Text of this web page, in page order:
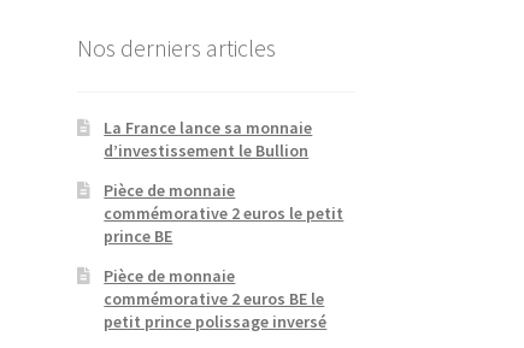
Nos derniers articles
La France lance sa monnaie
d’investissement le Bullion
Pièce de monnaie
commémorative 2 euros le petit
prince BE
Pièce de monnaie
commémorative 2 euros BE le
petit prince polissage inversé